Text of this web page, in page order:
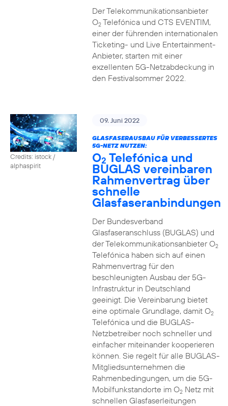
Der Telekommunikationsanbieter
O2Telefónica und CTS EVENTIM,
einer der führenden internationalen
Ticketing- und Live Entertainment-
Anbieter, starten mit einer
exzellenten 5G-Netzabdeckung in
den Festivalsommer 2022.
Credits: istock /
alphaspirit
09. Juni 2022
GLASFASERAUSBAU FÜR VERBESSERTES
5G-NETZ NUTZEN:
O2 Telefónica und
BUGLAS vereinbaren
Rahmenvertrag über
schnelle
Glasfaseranbindungen
Der Bundesverband
Glasfaseranschluss (BUGLAS) und
der Telekommunikationsanbieter O2
Telefónica haben sich auf einen
Rahmenvertrag für den
beschleunigten Ausbau der 5G-
Infrastruktur in Deutschland
geeinigt. Die Vereinbarung bietet
eine optimale Grundlage, damit O2
Telefónica und die BUGLAS-
Netzbetreiber noch schneller und
einfacher miteinander kooperieren
können. Sie regelt für alle BUGLAS-
Mitgliedsunternehmen die
Rahmenbedingungen, um die 5G-
Mobilfunkstandorte im O2Netz mit
schnellen Glasfaserleitungen